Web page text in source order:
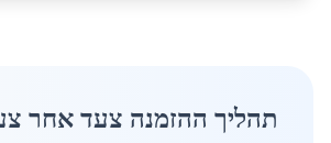
תהליך ההזמנה צעד אחר